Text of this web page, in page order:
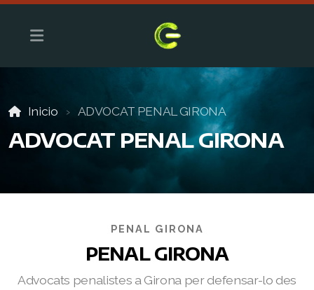
Inicio ADVOCAT PENAL GIRONA
ADVOCAT PENAL GIRONA
PENAL GIRONA
PENAL GIRONA
Advocats penalistes a Girona per defensar-lo des